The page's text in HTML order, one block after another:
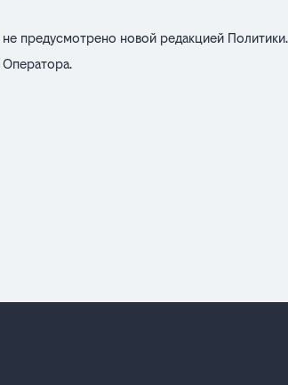
предусмотрено новой редакцией Политики.
Оператора.